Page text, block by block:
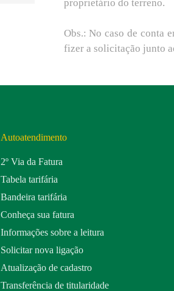
proprietário do terreno.
Obs.: No caso de conta
fizer a solicitação junto
Autoatendimento
2º Via da Fatura
Tabela tarifária
Bandeira tarifária
Conheça sua fatura
Informações sobre a leitura
Solicitar nova ligação
Atualização de cadastro
Transferência de titularidade